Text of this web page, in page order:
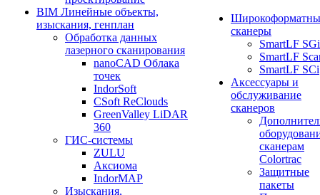
BIM Линейные объекты,
изыскания, генплан
Обработка данных
лазерного сканирования
nanoCAD Облака
точек
IndorSoft
CSoft ReClouds
GreenValley LiDAR
360
ГИС-системы
ZULU
Аксиома
IndorMAP
Изыскания,
сканеры
SmartLF SGi
SmartLF
SmartLF SCi
Аксессуары и
обслуживание
сканеров
сканерам
Colortrac
Защитные
пакеты